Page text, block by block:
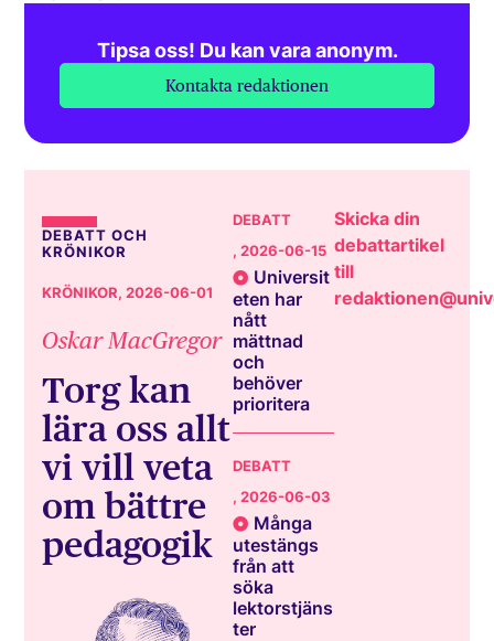
Tipsa oss! Du kan vara anonym.
Kontakta redaktionen
DEBATT OCH
KRÖNIKOR
KRÖNIKOR, 2026-06-01
Oskar MacGregor
Torg kan
lära oss allt
vi vill veta
om bättre
pedagogik
DEBATT
, 2026-06-15
Universit
eten har
nått
mättnad
och
behöver
prioritera
DEBATT
, 2026-06-03
Många
utestängs
från att
söka
lektorstjäns
ter
Skicka din
debattartikel
till